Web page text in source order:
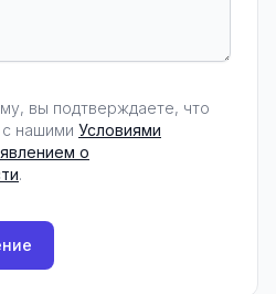
вы подтверждаете, что
с нашими Условиями
о
.